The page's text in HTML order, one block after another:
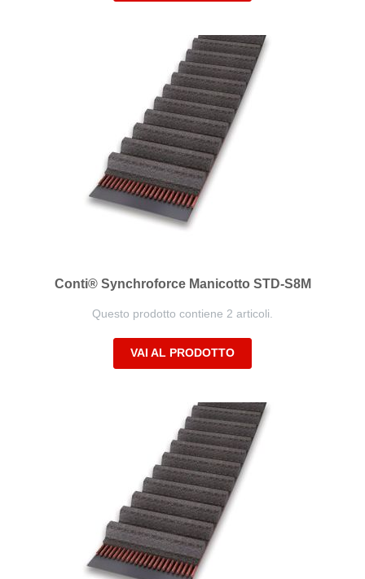
Conti® Synchroforce Manicotto STD-S8M
Questo prodotto contiene 2 articoli.
VAI AL PRODOTTO